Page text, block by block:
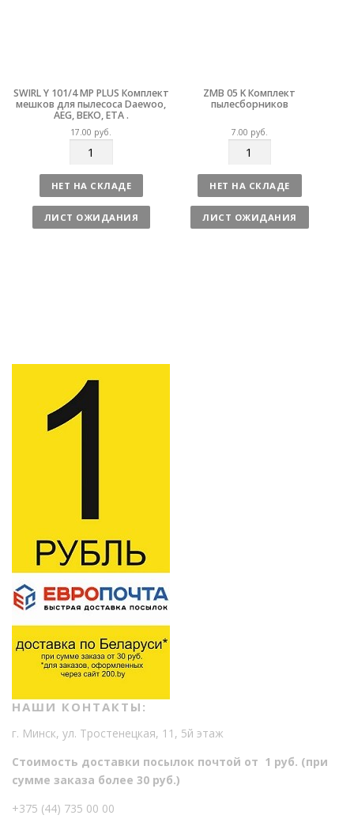
SWIRL Y 101/4 MP PLUS Комплект
мешков для пылесоса Daewoo,
AEG, BEKO, ETA .
17.00 руб.
л
и
ч
е
НЕТ НА СКЛАДЕ
ЛИСТ ОЖИДАНИЯ
ZMB 05 K Комплект
пылесборников
7.00 руб.
л
и
ч
е
НЕТ НА СКЛАДЕ
ЛИСТ ОЖИДАНИЯ
НАШИ КОНТАКТЫ:
г. Минск, ул. Тростенецкая, 11, 5й этаж
Стоимость доставки посылок почтой от 1 руб. (при
сумме заказа более 30 руб.)
+375 (44) 735 00 00